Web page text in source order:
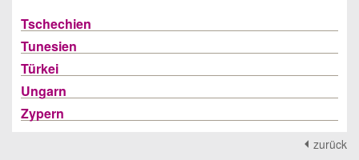
Tschechien
Tunesien
Türkei
Ungarn
Zypern
zurück